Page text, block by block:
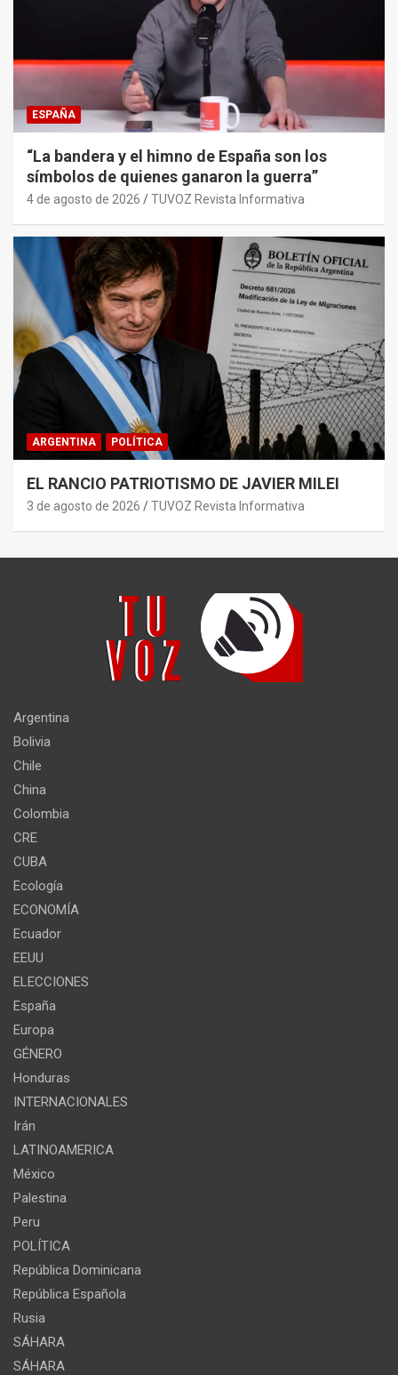
ESPAÑA
“La bandera y el himno de España son los
símbolos de quienes ganaron la guerra”
4 de agosto de 2026 TUVOZ Revista Informativa
ARGENTINA POLÍTICA
EL RANCIO PATRIOTISMO DE JAVIER MILEI
3 de agosto de 2026 TUVOZ Revista Informativa
Argentina
Bolivia
Chile
China
Colombia
CRE
CUBA
Ecología
ECONOMÍA
Ecuador
EEUU
ELECCIONES
España
Europa
GÉNERO
Honduras
INTERNACIONALES
Irán
LATINOAMERICA
México
Palestina
Peru
POLÍTICA
República Dominicana
República Española
Rusia
SÁHARA
SÁHARA